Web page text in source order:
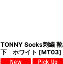
TONNY Socks刺繍 靴
下 ホワイト [MT03]